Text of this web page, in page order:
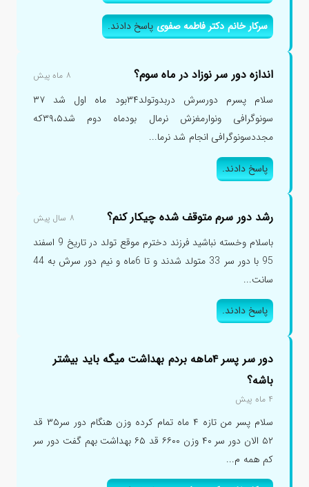
سرکار خانم دکتر فاطمه صفویپاسخ دادند.
اندازه دور سر نوزاد در ماه سوم؟ ۸ ماه پیش
سلام پسرم دورسرش دربدوتولد۳۴بود ماه اول شد ۳۷
سونوگرافی ونوارمغزش نرمال بودماه دوم شد۳۹،۵که
مجددسونوگرافی انجام شد نرما...
پاسخ دادند.
رشد دور سرم متوقف شده چیکار کنم؟ ۸ سال پیش
باسلام وخسته نباشید فرزند دخترم موقع تولد در تاریخ 9 اسفند
95 با دور سر 33 متولد شدند و تا 6ماه و نیم دور سرش به 44
سانت...
پاسخ دادند.
دور سر پسر ۴ماهه بردم بهداشت میگه باید بیشتر
باشه؟
۴ ماه پیش
سلام پسر من تازه ۴ ماه تمام کرده وزن هنگام دور سر۳۵ قد
۵۲ الان دور سر ۴۰ وزن ۶۶۰۰ قد ۶۵ بهداشت بهم گفت دور سر
کم همه م...